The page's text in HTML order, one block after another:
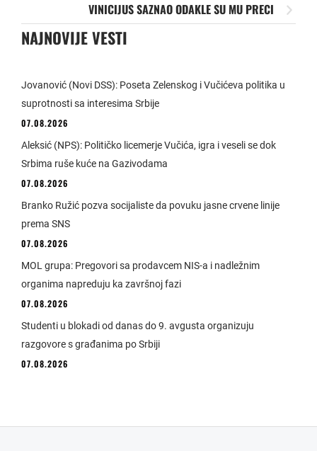
VINICIJUS SAZNAO ODAKLE SU MU PRECI
NAJNOVIJE VESTI
Jovanović (Novi DSS): Poseta Zelenskog i Vučićeva politika u
suprotnosti sa interesima Srbije
07.08.2026
Aleksić (NPS): Političko licemerje Vučića, igra i veseli se dok
Srbima ruše kuće na Gazivodama
07.08.2026
Branko Ružić pozva socijaliste da povuku jasne crvene linije
prema SNS
07.08.2026
MOL grupa: Pregovori sa prodavcem NIS-a i nadležnim
organima napreduju ka završnoj fazi
07.08.2026
Studenti u blokadi od danas do 9. avgusta organizuju
razgovore s građanima po Srbiji
07.08.2026